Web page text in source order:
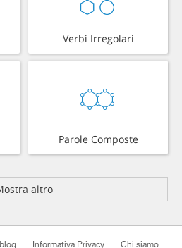
Verbi Irregolari
Parole Composte
altro
Informativa Privacy Chi siamo